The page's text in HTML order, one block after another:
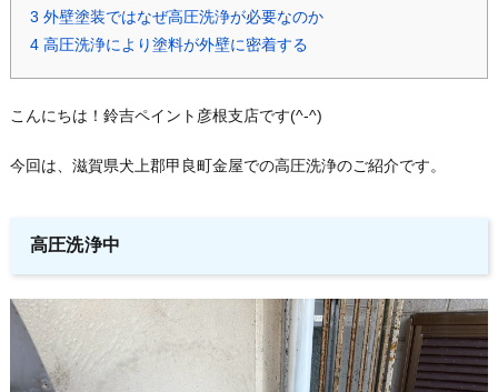
3 外壁塗装ではなぜ高圧洗浄が必要なのか
4高圧洗浄により塗料が外壁に密着する
こんにちは！鈴吉ペイント彦根支店です(^-^)
今回は、滋賀県犬上郡甲良町金屋での高圧洗浄のご紹介です。
高圧洗浄中